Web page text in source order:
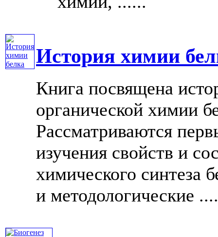
История химии
Книга посвящена
органической химии
Рассматриваются
изучения свойств и
химического синтеза
и методологические